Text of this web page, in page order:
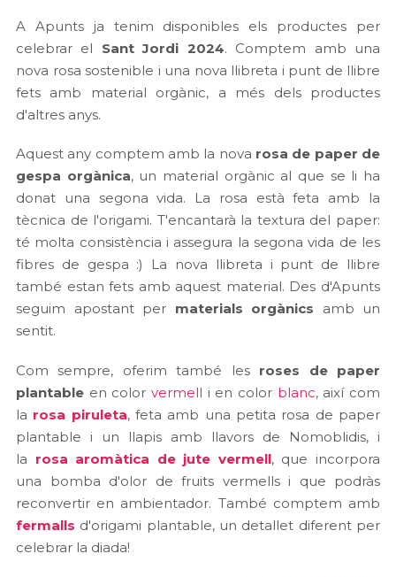
A Apunts ja tenim disponibles els productes per
celebrar el Sant Jordi 2024. Comptem amb una
nova rosa sostenible i una nova llibreta i punt de llibre
fets amb material orgànic, a més dels productes
d'altres anys.
Aquest any comptem amb la nova rosa de paper de
gespa orgànica, un material orgànic al que se li ha
donat una segona vida. La rosa està feta amb la
tècnica de l'origami. T'encantarà la textura del paper:
té molta consistència i assegura la segona vida de les
fibres de gespa :) La nova llibreta i punt de llibre
també estan fets amb aquest material. Des d'Apunts
seguim apostant per materials orgànics amb un
sentit.
Com sempre, oferim també les roses de paper
plantable en color vermell i en color blanc, així com
la rosa piruleta, feta amb una petita rosa de paper
plantable i un llapis amb llavors de Nomoblidis, i
la rosa aromàtica de jute vermell, que incorpora
una bomba d'olor de fruits vermells i que podràs
reconvertir en ambientador. També comptem amb
fermalls d'origami plantable, un detallet diferent per
celebrar la diada!